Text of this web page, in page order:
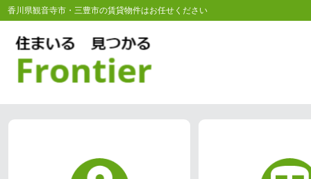
香川県観音寺市・三豊市の賃貸物件はお任せください